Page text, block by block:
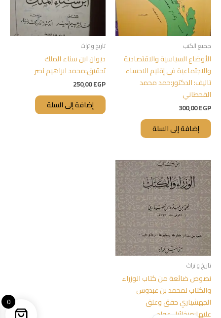
جميع الكتب
الأوضاع السياسية والاقتصادية
والاجتماعية في إقليم الاحساء
تاليف: الدكتور:حمد محمد
القحطاني
300,00EGP
إضافة إلى السلة
تاريخ و تراث
ديوان ابن سناء الملك
تحقيق:محمد ابراهيم نصر
250,00EGP
إضافة إلى السلة
تاريخ و تراث
نصوص ضائعة من كتاب الوزراء
والكتاب لمحمد بن عبدوس
الجهشياري حقق وعلق
عليها:ميخائيل عواد
0